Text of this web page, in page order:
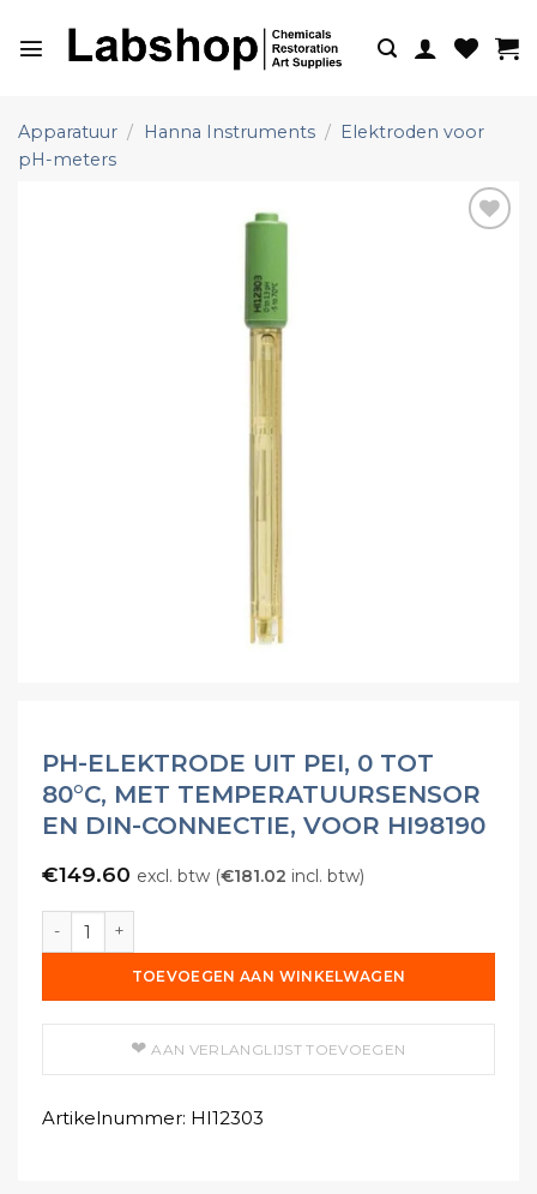
naar
Apparatuur / Hanna Instruments / Elektroden voor
pH-meters
PH-ELEKTRODE UIT PEI, 0 TOT
80°C, MET TEMPERATUURSENSOR
EN DIN-CONNECTIE, VOOR HI98190
€149.60 excl. btw (€181.02 incl. btw)
pH-elektrode uit PEI, 0 tot 80°C, met temperatuursensor
TOEVOEGEN AAN WINKELWAGEN
AAN VERLANGLIJST TOEVOEGEN
Artikelnummer: HI12303